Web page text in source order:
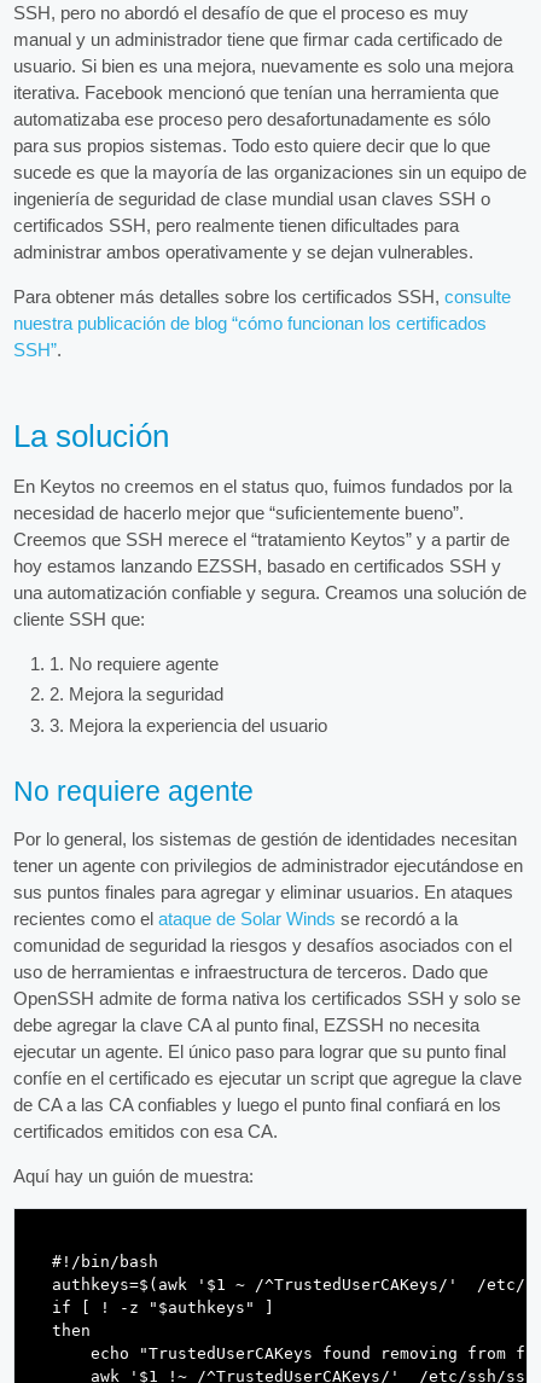
SSH, pero no abordó el desafío de que el proceso es muy
manual y un administrador tiene que firmar cada certificado de
usuario. Si bien es una mejora, nuevamente es solo una mejora
iterativa. Facebook mencionó que tenían una herramienta que
automatizaba ese proceso pero desafortunadamente es sólo
para sus propios sistemas. Todo esto quiere decir que lo que
sucede es que la mayoría de las organizaciones sin un equipo de
ingeniería de seguridad de clase mundial usan claves SSH o
certificados SSH, pero realmente tienen dificultades para
administrar ambos operativamente y se dejan vulnerables.
Para obtener más detalles sobre los certificados SSH,consulte
nuestra publicación de blog “cómo funcionan los certificados
SSH”.
La solución
En Keytos no creemos en el status quo, fuimos fundados por la
necesidad de hacerlo mejor que “suficientemente bueno”.
Creemos que SSH merece el “tratamiento Keytos” y a partir de
hoy estamos lanzando EZSSH, basado en certificados SSH y
una automatización confiable y segura. Creamos una solución de
cliente SSH que:
1. No requiere agente
2. Mejora la seguridad
3. Mejora la experiencia del usuario
No requiere agente
Por lo general, los sistemas de gestión de identidades necesitan
tener un agente con privilegios de administrador ejecutándose en
sus puntos finales para agregar y eliminar usuarios. En ataques
recientes como elataque de Solar Winds se recordó a la
comunidad de seguridad la riesgos y desafíos asociados con el
uso de herramientas e infraestructura de terceros. Dado que
OpenSSH admite de forma nativa los certificados SSH y solo se
debe agregar la clave CA al punto final, EZSSH no necesita
ejecutar un agente. El único paso para lograr que su punto final
confíe en el certificado es ejecutar un script que agregue la clave
de CA a las CA confiables y luego el punto final confiará en los
certificados emitidos con esa CA.
Aquí hay un guión de muestra:
  #!/bin/bash
authkeys=$(awk '$1 ~ /^TrustedUserCAKeys/'  /etc/
  if [ ! -z "$authkeys" ]
  then
echo "TrustedUserCAKeys found removing from
awk '$1 !~ /^TrustedUserCAKeys/'  /etc/ssh/